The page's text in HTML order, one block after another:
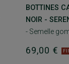
BOTTINES
NOIR -
- Semelle
69,00 €